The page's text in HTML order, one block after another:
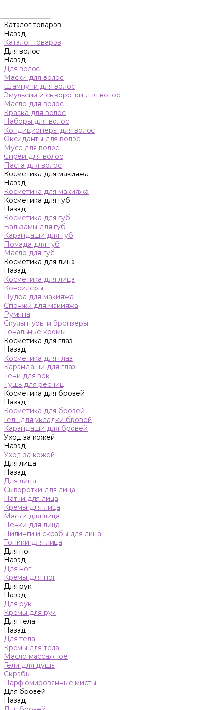
Каталог товаров
Назад
Каталог товаров
Для волос
Назад
Для волос
Маски для волос
Шампуни для волос
Эмульсии и сыворотки для волос
Масло для волос
Краска для волос
Наборы для волос
Кондиционеры для волос
Оксиданты для волос
Мусс для волос
Спреи для волос
Паста для волос
Косметика для макияжа
Назад
Косметика для макияжа
Косметика для губ
Назад
Косметика для губ
Бальзамы для губ
Карандаши для губ
Помада для губ
Масло для губ
Косметика для лица
Назад
Косметика для лица
Консилеры
Пудра для макияжа
Спонжи для макияжа
Румяна
Скульптуры и бронзеры
Тональные кремы
Косметика для глаз
Назад
Косметика для глаз
Карандаши для глаз
Тени для век
Тушь для ресниц
Косметика для бровей
Назад
Косметика для бровей
Гель для укладки бровей
Карандаши для бровей
Уход за кожей
Назад
Уход за кожей
Для лица
Назад
Для лица
Сыворотки для лица
Патчи для лица
Кремы для лица
Маски для лица
Пенки для лица
Пилинги и скрабы для лица
Тоники для лица
Для ног
Назад
Для ног
Кремы для ног
Для рук
Назад
Для рук
Кремы для рук
Для тела
Назад
Для тела
Кремы для тела
Масло массажное
Гели для душа
Скрабы
Парфюмированные мисты
Для бровей
Назад